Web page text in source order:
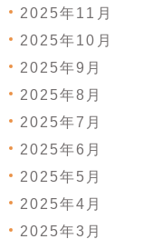
2025年11月
2025年10月
2025年9月
2025年8月
2025年7月
2025年6月
2025年5月
2025年4月
2025年3月